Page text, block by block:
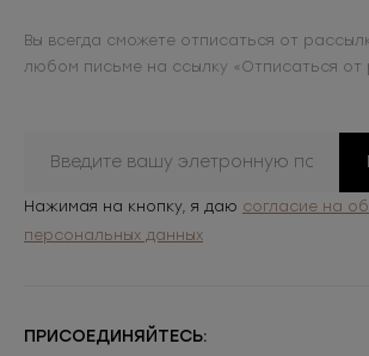
Вы всегда сможете отписаться от
любом письме на ссылку «Отписаться от
Нажимая на кнопку, я даю согласие на
персональных данных
ПРИСОЕДИНЯЙТЕСЬ: